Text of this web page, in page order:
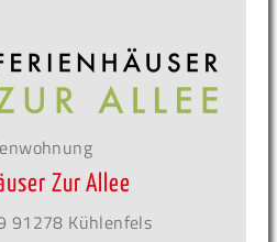
Zur Allee
91278 Kühlenfels